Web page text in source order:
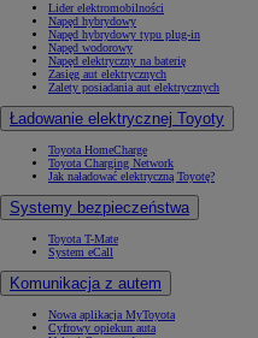
Lider elektromobilności
Napęd hybrydowy
Napęd hybrydowy typu plug-in
Napęd wodorowy
Napęd elektryczny na baterię
Zasięg aut elektrycznych
Zalety posiadania aut elektrycznych
Ładowanie elektrycznej Toyoty
Toyota HomeCharge
Toyota Charging Network
Jak naładować elektryczną Toyotę?
Systemy bezpieczeństwa
Toyota T-Mate
System eCall
Komunikacja z autem
Nowa aplikacja MyToyota
Cyfrowy opiekun auta